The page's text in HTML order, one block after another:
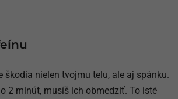
škodia nielen tvojmu telu, ale aj spánku.
2 minút, musíš ich obmedziť. To isté